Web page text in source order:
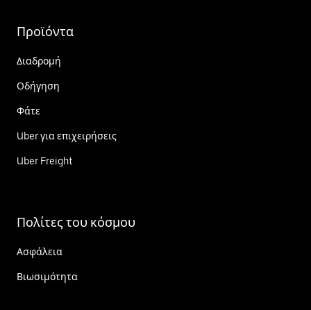
Προϊόντα
Διαδρομή
Οδήγηση
Φάτε
Uber για επιχειρήσεις
Uber Freight
Πολίτες του κόσμου
Ασφάλεια
Βιωσιμότητα